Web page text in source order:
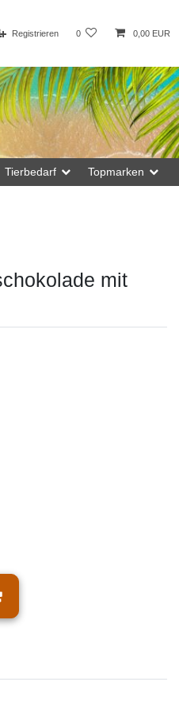
Registrieren 0 0,00 EUR
Tierbedarf Topmarken
mit